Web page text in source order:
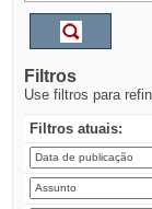
Filtros
Use filtros para
Filtros atuais: